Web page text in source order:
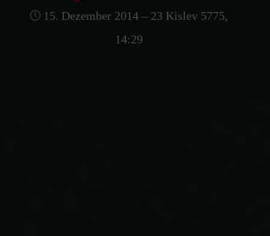
15. Dezember 2014 – 23 Kislev 5775,
14:29